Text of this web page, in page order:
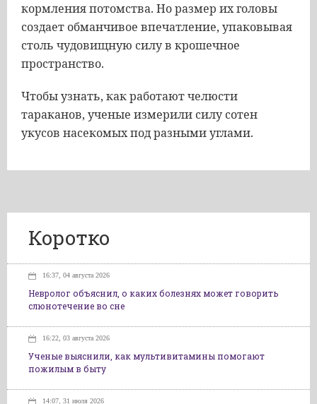
кормления потомства. Но размер их головы
создает обманчивое впечатление, упаковывая
столь чудовищную силу в крошечное
пространство.
Чтобы узнать, как работают челюсти
тараканов, ученые измерили силу сотен
укусов насекомых под разными углами.
Коротко
16:37, 04 августа 2026
Невролог объяснил, о каких болезнях может говорить
слюнотечение во сне
16:22, 03 августа 2026
Ученые выяснили, как мультивитамины помогают
пожилым в быту
14:07, 31 июля 2026